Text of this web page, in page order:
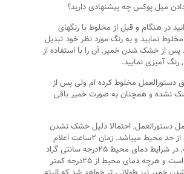
میل پوکس چه پیشنهادی دارید؟
در هنگام و قبل از مخلوط با رنگهای
مخلوط نمایید و به رنگ مورد نظر خود تبدیل
پس از خشک شدن خمیر, آن را با استفاده از
آمیزی نمایید.
دستورالعمل مخلوط کرده ام ولی پس از
نشده و همچنان به صورت خمیر باقی
دستورالعمل, احتمالا دلیل خشک نشدن
خمیر, سرمای بیش از حد محیط میباشد. زمان ۲ساعت اعلام
شده توسط کارخانه, در شرایط دمای محیط ۲۵درجه سانتی گراد
در نظر گرفته شده است و هرچه دمای محیط از ۲۵درجه کمتر